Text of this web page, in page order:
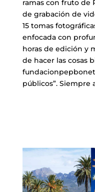
ramas con fruto de
de grabación de
15 tomas
enfocada con
horas de edición y
de hacer las cosas
públicos”. Siempre